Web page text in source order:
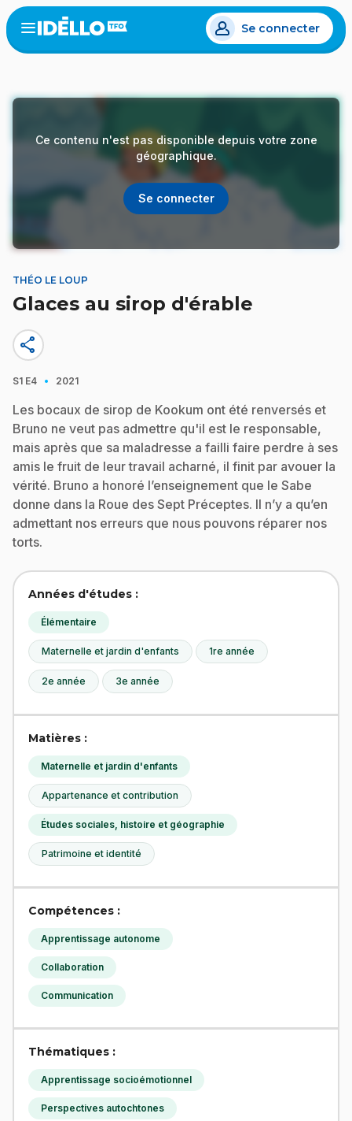
Aller
au
contenu
Open
menu
Se connecter
Ce contenu n'est pas disponible depuis votre zone
géographique.
Se connecter
THÉO LE LOUP
Glaces au sirop d'érable
share
S1 E4 · 2021
Les bocaux de sirop de Kookum ont été renversés et
Bruno ne veut pas admettre qu'il est le responsable,
mais après que sa maladresse a failli faire perdre à ses
amis le fruit de leur travail acharné, il finit par avouer la
vérité. Bruno a honoré l’enseignement que le Sabe
donne dans la Roue des Sept Préceptes. Il n’y a qu’en
admettant nos erreurs que nous pouvons réparer nos
torts.
Années d'études :
Élémentaire
Maternelle et jardin d'enfants 1re année
2e année 3e année
Matières :
Maternelle et jardin d'enfants
Appartenance et contribution
Études sociales, histoire et géographie
Patrimoine et identité
Compétences :
Apprentissage autonome
Collaboration
Communication
Thématiques :
Apprentissage socioémotionnel
Perspectives autochtones